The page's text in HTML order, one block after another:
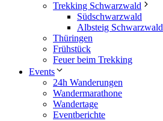
Trekking Schwarzwald
Südschwarzwald
Albsteig Schwarzwald
Thüringen
Frühstück
Feuer beim Trekking
Events
24h Wanderungen
Wandermarathone
Wandertage
Eventberichte